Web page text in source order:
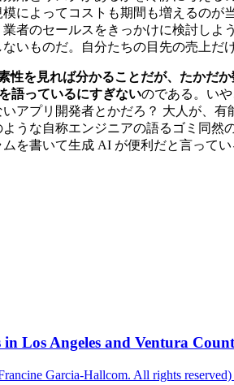
によってコストも期間も増えるの
者のセールスをきっかけに検討し
いものだ。自分たちの目先の売上だ
性を見れば分かることだが、たか
語っているにすぎないのである。い
アプリ開発者とかだろ？ 大人が、
うな自称エンジニアの語るゴミ同
を書いて生成 AI が便利だと言って
Los Angeles and Ventura
Garcia-Hallcom. All rights